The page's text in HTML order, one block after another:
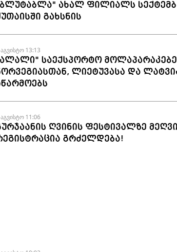
ახალ ფილიალს
გახსნის
13:13
საექსპორტო
ლიეტუვასა და
11:06
ღვინის ფესტივალზე
გრძელდება!